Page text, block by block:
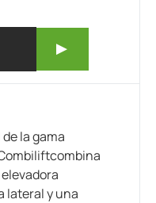
la gama
lateral y una